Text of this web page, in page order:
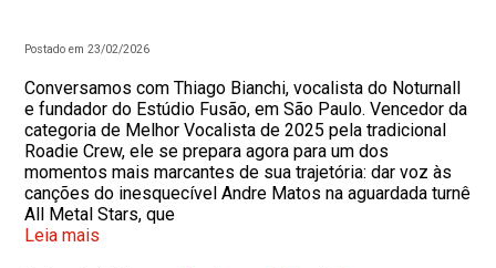
Postado em 23/02/2026
Conversamos com Thiago Bianchi, vocalista do Noturnall
e fundador do Estúdio Fusão, em São Paulo. Vencedor da
categoria de Melhor Vocalista de 2025 pela tradicional
Roadie Crew, ele se prepara agora para um dos
momentos mais marcantes de sua trajetória: dar voz às
canções do inesquecível Andre Matos na aguardada turnê
All Metal Stars, que
Leia mais